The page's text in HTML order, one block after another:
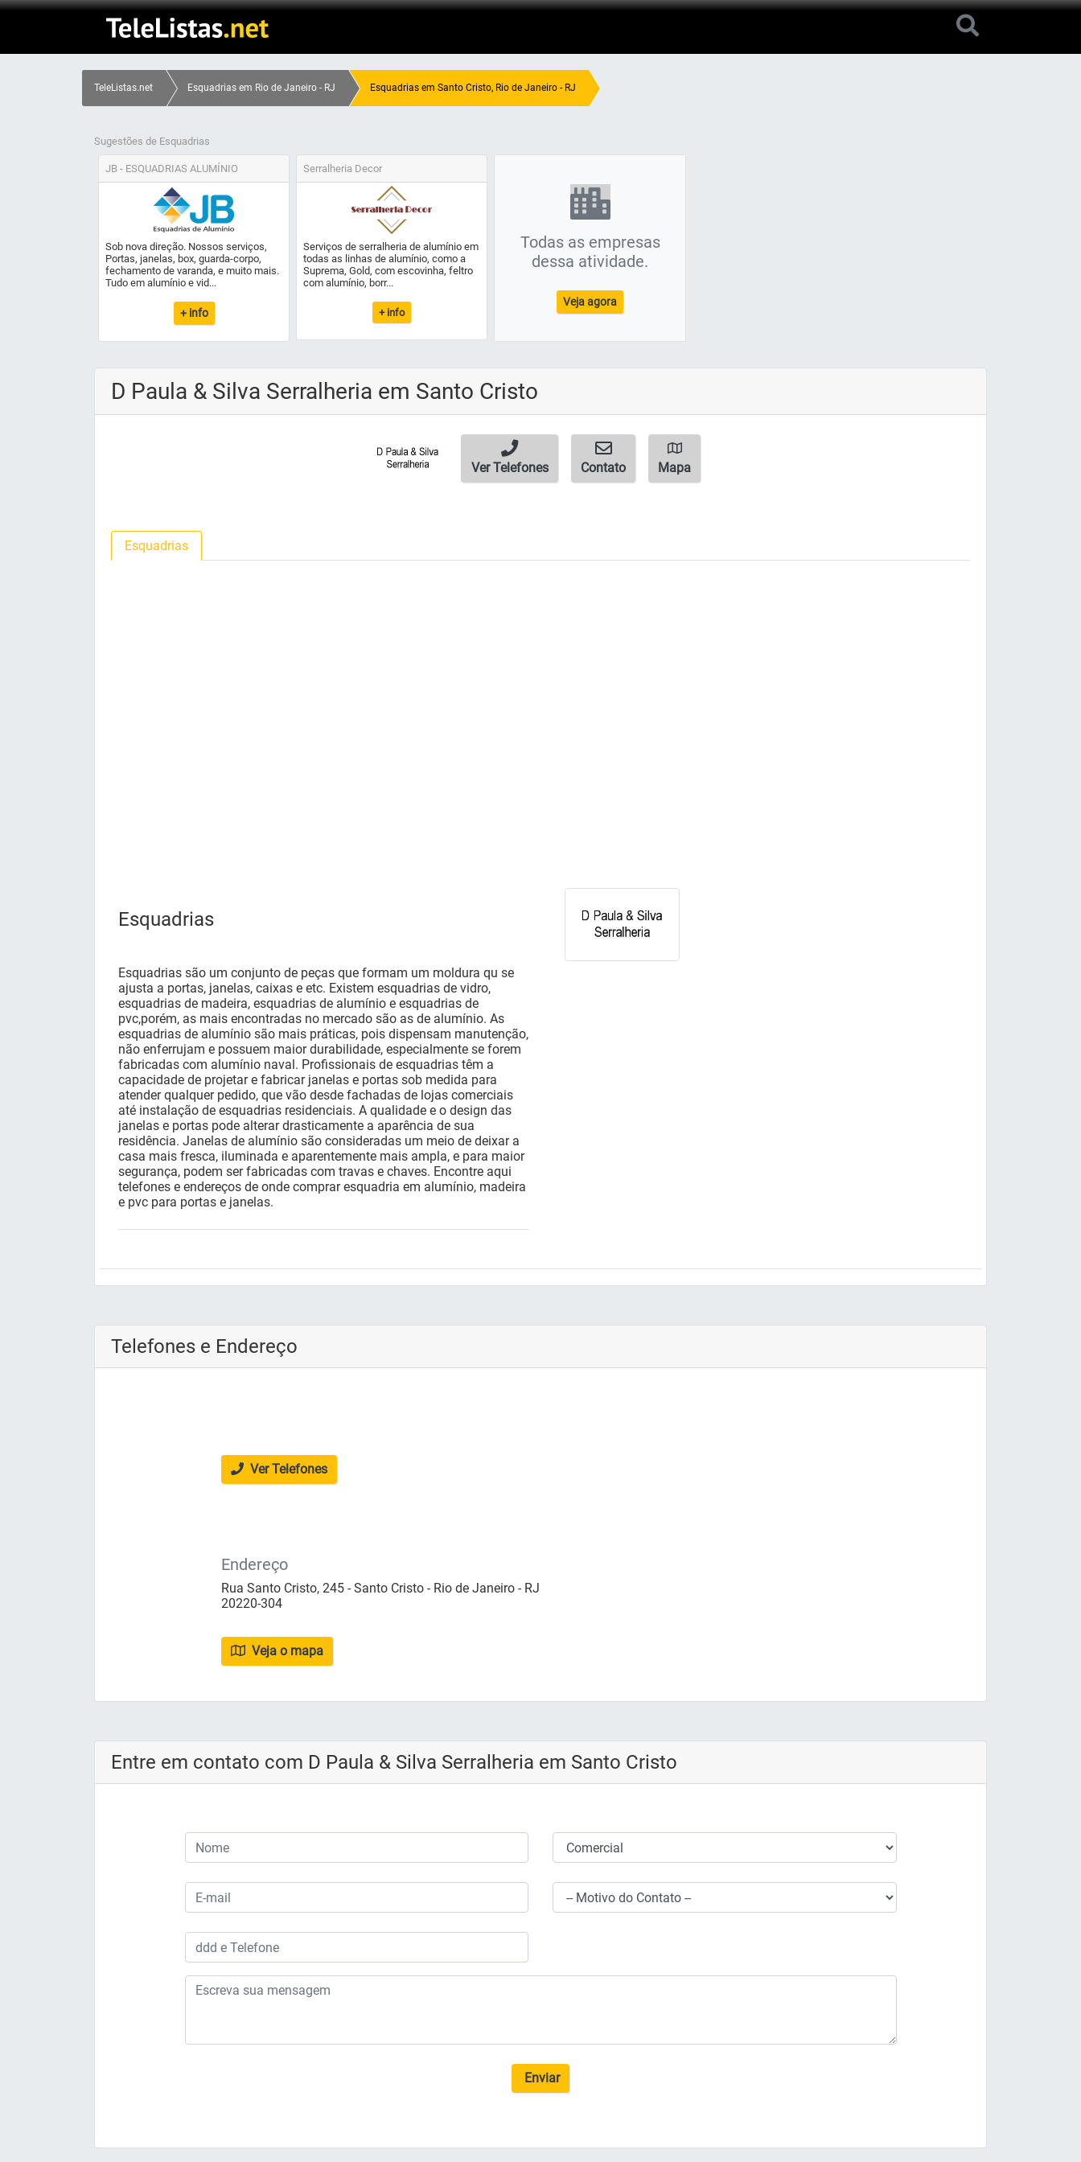
TeleListas.net Esquadrias em Rio de Janeiro - RJ Esquadrias em Santo Cristo, Rio de Janeiro - RJ
Sugestões de Esquadrias
JB - ESQUADRIAS ALUMÍNIO
Sob nova direção. Nossos serviços,
Portas, janelas, box, guarda-corpo,
fechamento de varanda, e muito mais.
Tudo em alumínio e vid...
+ info
Serralheria Decor
Serviços de serralheria de alumínio em
todas as linhas de alumínio, como a
Suprema, Gold, com escovinha, feltro
com alumínio, borr...
+ info
Todas as empresas
dessa atividade.
Veja agora
D Paula & Silva Serralheria em Santo Cristo
Ver Telefones Contato Mapa
Esquadrias
Esquadrias
Esquadrias são um conjunto de peças que formam um moldura qu se
ajusta a portas, janelas, caixas e etc. Existem esquadrias de vidro,
esquadrias de madeira, esquadrias de alumínio e esquadrias de
pvc,porém, as mais encontradas no mercado são as de alumínio. As
esquadrias de alumínio são mais práticas, pois dispensam manutenção,
não enferrujam e possuem maior durabilidade, especialmente se forem
fabricadas com alumínio naval. Profissionais de esquadrias têm a
capacidade de projetar e fabricar janelas e portas sob medida para
atender qualquer pedido, que vão desde fachadas de lojas comerciais
até instalação de esquadrias residenciais. A qualidade e o design das
janelas e portas pode alterar drasticamente a aparência de sua
residência. Janelas de alumínio são consideradas um meio de deixar a
casa mais fresca, iluminada e aparentemente mais ampla, e para maior
segurança, podem ser fabricadas com travas e chaves. Encontre aqui
telefones e endereços de onde comprar esquadria em alumínio, madeira
e pvc para portas e janelas.
Telefones e Endereço
Ver Telefones
Endereço
Rua Santo Cristo, 245 - Santo Cristo - Rio de Janeiro - RJ
20220-304
Veja o mapa
Entre em contato com D Paula & Silva Serralheria em Santo Cristo
Enviar